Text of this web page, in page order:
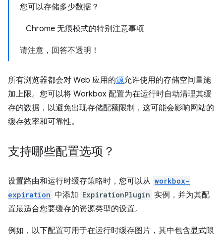
您可以存储多少数据？
Chrome 无痕模式的特别注意事项
请注意，回答不透明！
所有浏览器都会对 Web 应用的源允许使用的存储空间量施
加上限。您可以将 Workbox 配置为在运行时自动清理其缓
存的数据，以避免出现存储配额限制，这可能会影响网站的
缓存效率和可靠性。
支持哪些配置选项？
设置路由和运行时缓存策略时，您可以从 workbox-
expiration 中添加 ExpirationPlugin 实例，并为其配
置最适合您要缓存的资源类型的设置。
例如，以下配置可用于在运行时缓存图片，其中包含显式限